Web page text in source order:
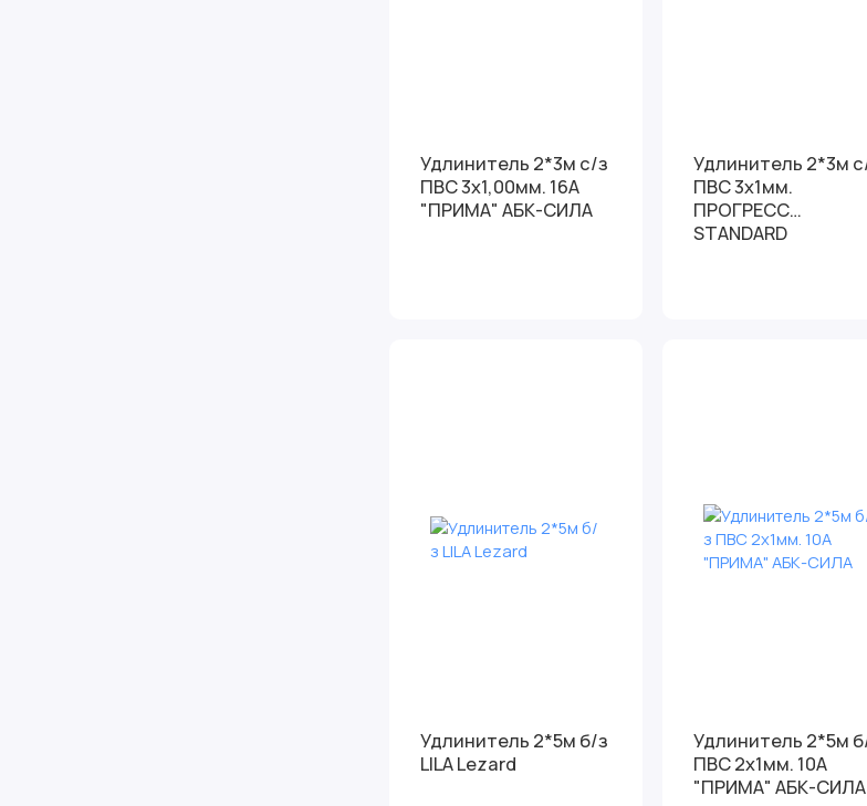
Удлинитель 2*3м с/з
ПВС 3х1,00мм. 16А
"ПРИМА" АБК-СИЛА
Удлинитель 2*3м с/з
ПВС 3х1мм.
ПРОГРЕСС
STANDARD
Удлинитель 2*5м б/з
LILA Lezard
Удлинитель 2*5м б/з
ПВС 2х1мм. 10А
"ПРИМА" АБК-СИЛА